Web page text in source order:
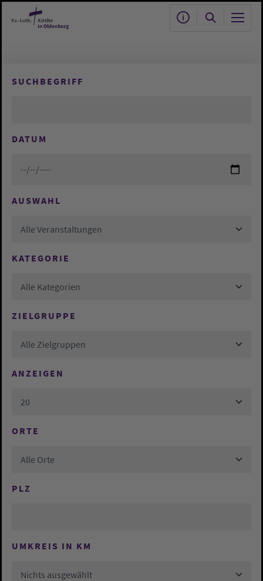
Zum Hauptinhalt springen
SUCHBEGRIFF
DATUM
AUSWAHL
Alle Veranstaltungen
KATEGORIE
Alle Kategorien
ZIELGRUPPE
Alle Zielgruppen
ANZEIGEN
20
ORTE
Alle Orte
PLZ
UMKREIS IN KM
Nichts ausgewählt